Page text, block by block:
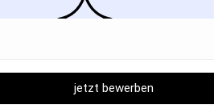
jetzt bewerben